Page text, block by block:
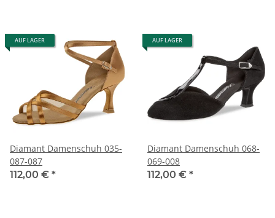
AUF LAGER
Diamant Damenschuh 035-
087-087
112,00 € *
AUF LAGER
Diamant Damenschuh 068-
069-008
112,00 € *